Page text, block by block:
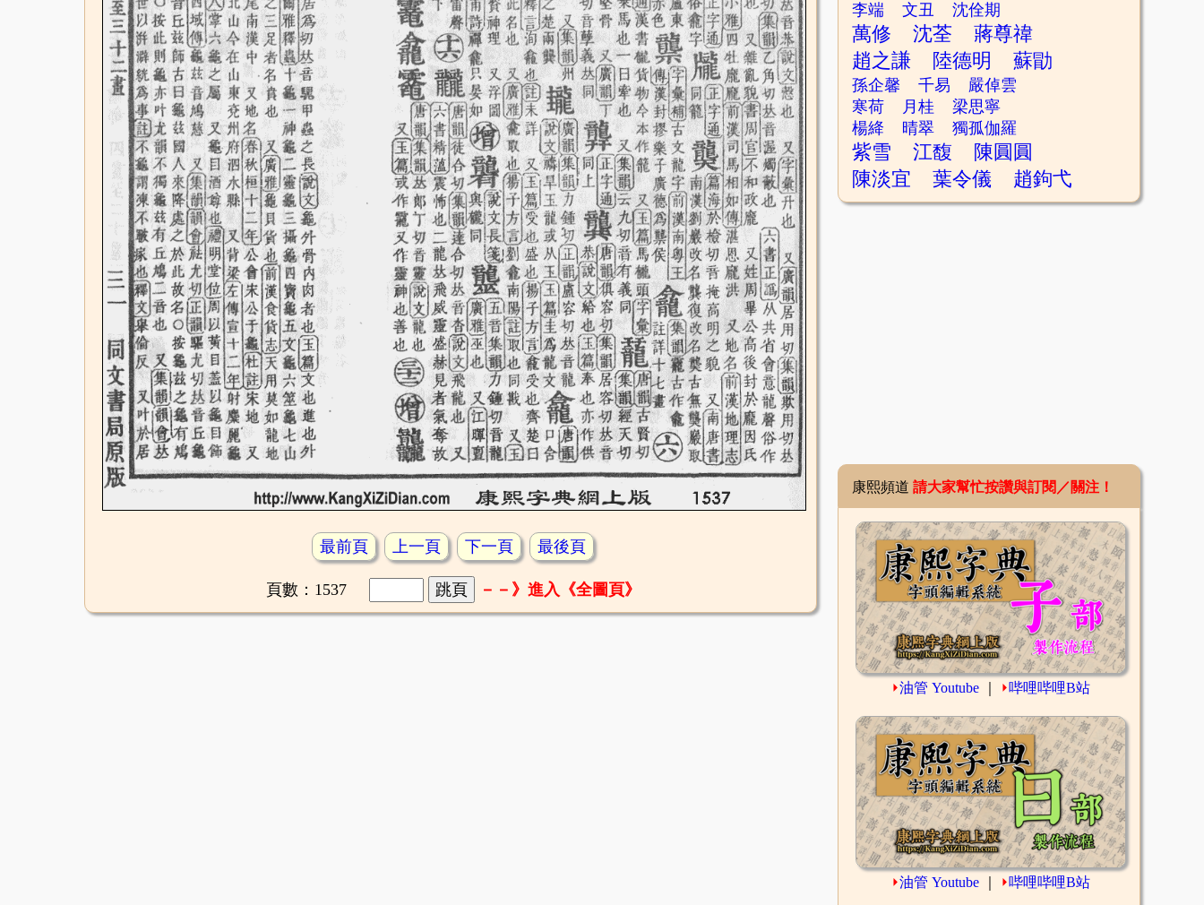
最前頁 上一頁 下一頁 最後頁
頁數：1537 －－》進入《全圖頁》
李端
文丑 沈佺期
萬修 沈荃
蔣尊禕
趙之謙
陸德明 蘇勖
孫企馨 千易
嚴倬雲
寒荷
月桂
梁思寧
楊絳
晴翠 獨孤伽羅
紫雪 江馥
陳圓圓
陳淡宜
葉令儀 趙鉤弋
康熙頻道 請大家幫忙按讚與訂閱／關注！
⏵油管 Youtube ⏵哔哩哔哩B站
⏵油管 Youtube ⏵哔哩哔哩B站